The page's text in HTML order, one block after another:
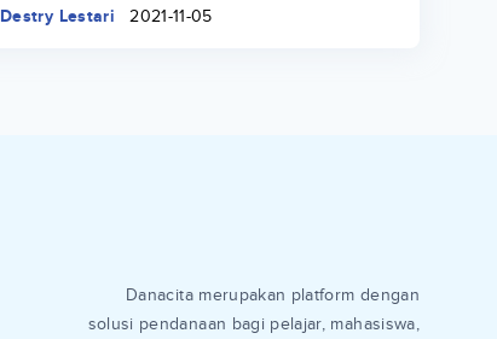
Destry Lestari 2021-11-05
Danacita merupakan platform dengan
solusi pendanaan bagi pelajar, mahasiswa,